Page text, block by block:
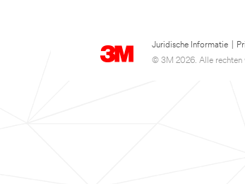
Juridische Informatie
© 3M 2026. Alle rechten